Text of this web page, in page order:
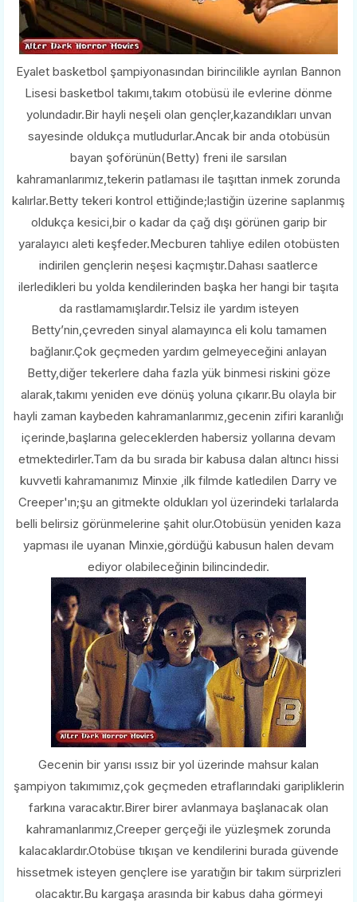
Eyalet basketbol şampiyonasından birincilikle ayrılan Bannon
Lisesi basketbol takımı,takım otobüsü ile evlerine dönme
yolundadır.Bir hayli neşeli olan gençler,kazandıkları unvan
sayesinde oldukça mutludurlar.Ancak bir anda otobüsün
bayan şoförünün(Betty) freni ile sarsılan
kahramanlarımız,tekerin patlaması ile taşıttan inmek zorunda
kalırlar.Betty tekeri kontrol ettiğinde;lastiğin üzerine saplanmış
oldukça kesici,bir o kadar da çağ dışı görünen garip bir
yaralayıcı aleti keşfeder.Mecburen tahliye edilen otobüsten
indirilen gençlerin neşesi kaçmıştır.Dahası saatlerce
ilerledikleri bu yolda kendilerinden başka her hangi bir taşıta
da rastlamamışlardır.Telsiz ile yardım isteyen
Betty’nin,çevreden sinyal alamayınca eli kolu tamamen
bağlanır.Çok geçmeden yardım gelmeyeceğini anlayan
Betty,diğer tekerlere daha fazla yük binmesi riskini göze
alarak,takımı yeniden eve dönüş yoluna çıkarır.Bu olayla bir
hayli zaman kaybeden kahramanlarımız,gecenin zifiri karanlığı
içerinde,başlarına geleceklerden habersiz yollarına devam
etmektedirler.Tam da bu sırada bir kabusa dalan altıncı hissi
kuvvetli kahramanımız Minxie ,ilk filmde katledilen Darry ve
Creeper'ın;şu an gitmekte oldukları yol üzerindeki tarlalarda
belli belirsiz görünmelerine şahit olur.Otobüsün yeniden kaza
yapması ile uyanan Minxie,gördüğü kabusun halen devam
ediyor olabileceğinin bilincindedir.
Gecenin bir yarısı ıssız bir yol üzerinde mahsur kalan
şampiyon takımımız,çok geçmeden etraflarındaki garipliklerin
farkına varacaktır.Birer birer avlanmaya başlanacak olan
kahramanlarımız,Creeper gerçeği ile yüzleşmek zorunda
kalacaklardır.Otobüse tıkışan ve kendilerini burada güvende
hissetmek isteyen gençlere ise yaratığın bir takım sürprizleri
olacaktır.Bu kargaşa arasında bir kabus daha görmeyi